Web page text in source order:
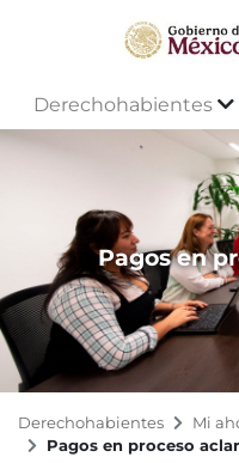
Derechohabientes
Pagos en
Derechohabientes
Mi
Pagos en proceso